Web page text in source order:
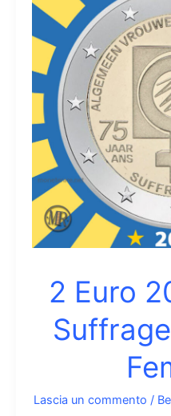
2023
Belgio
2 Euro
Lascia un commento /